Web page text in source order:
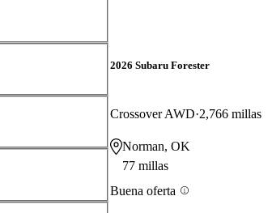
2026 Subaru Forester
Crossover AWD 2,766 millas
Norman, OK
77 millas
Buena oferta